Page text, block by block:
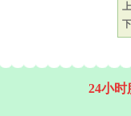
24小时